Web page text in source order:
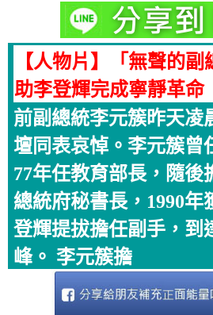
【人物片】「無聲的
助李登輝完成寧靜革命
前副總統李元簇昨天凌
壇同表哀悼。李元簇曾
77年任教育部長，隨後
總統府秘書長，1990年
登輝提拔擔任副手，到
峰。 李元簇擔